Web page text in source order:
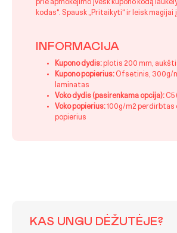
prie apmokėjimo įvesk kupono kodą
kodas“. Spausk „Pritaikyti“ ir leisk magijai
INFORMACIJA
Kupono dydis:plotis 200 mm,
Kupono popierius: Ofsetinis, 300g/
laminatas
Voko dydis (pasirenkama opcija): C5
Voko popierius:100g/m2 perdirbtas
popierius
KAS UNGU DĖŽUTĖJE?